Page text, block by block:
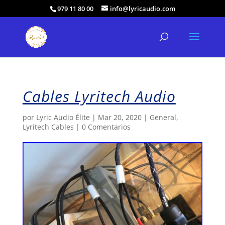
979 11 80 00 info@lyricaudio.com
Cables Lyritech Audio
por Lyric Audio Élite | Mar 20, 2020| General,
Lyritech Cables | 0 Comentarios